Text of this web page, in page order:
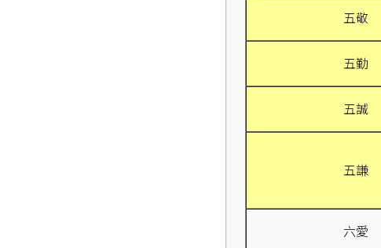
五敬
五勤
五誠
五謙
六愛